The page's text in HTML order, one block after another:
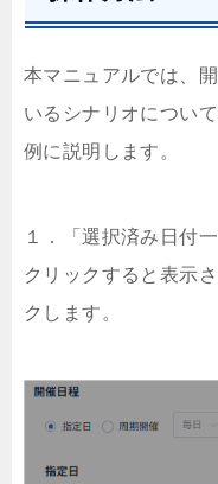
本マニュアルでは、
いるシナリオについ
例に説明します。
１．「選択済み日付
クリックすると表示
クします。